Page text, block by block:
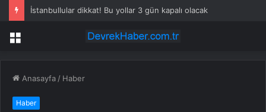
İstanbullular dikkat! Bu yollar 3 gün kapalı olacak
Menü
Anasayfa / Haber
Haber